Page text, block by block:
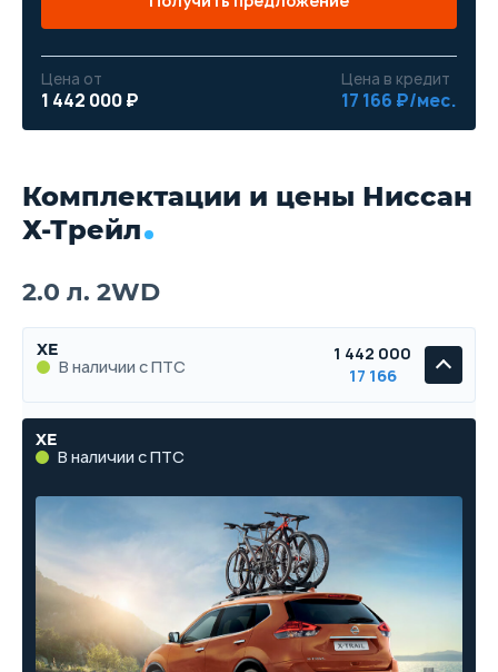
Цена от
1 442 000 ₽
Цена в кредит
17 166 ₽/мес.
Комплектации и цены Ниссан
Х-Трейл
2.0 л. 2WD
XE
В наличии с ПТС
1 442 000
17 166
XE
В наличии с ПТС